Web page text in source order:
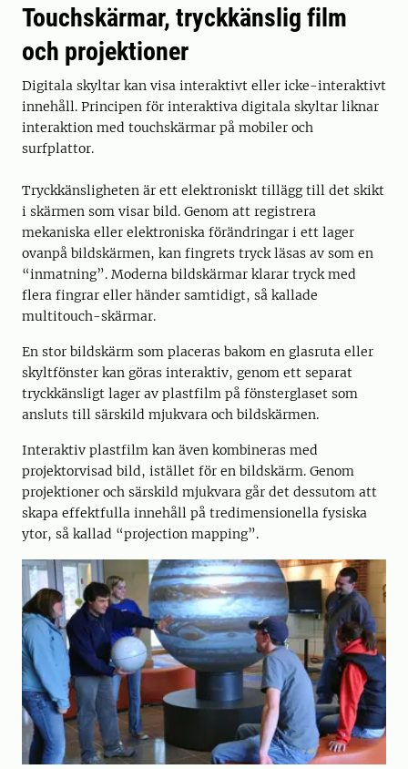
Touchskärmar, tryckkänslig film
och projektioner
Digitala skyltar kan visa interaktivt eller icke-interaktivt
innehåll. Principen för interaktiva digitala skyltar liknar
interaktion med touchskärmar på mobiler och
surfplattor.
Tryckkänsligheten är ett elektroniskt tillägg till det skikt
i skärmen som visar bild. Genom att registrera
mekaniska eller elektroniska förändringar i ett lager
ovanpå bildskärmen, kan fingrets tryck läsas av som en
“inmatning”. Moderna bildskärmar klarar tryck med
flera fingrar eller händer samtidigt, så kallade
multitouch-skärmar.
En stor bildskärm som placeras bakom en glasruta eller
skyltfönster kan göras interaktiv, genom ett separat
tryckkänsligt lager av plastfilm på fönsterglaset som
ansluts till särskild mjukvara och bildskärmen.
Interaktiv plastfilm kan även kombineras med
projektorvisad bild, istället för en bildskärm. Genom
projektioner och särskild mjukvara går det dessutom att
skapa effektfulla innehåll på tredimensionella fysiska
ytor, så kallad “projection mapping”.